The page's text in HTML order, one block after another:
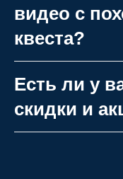
видео с
квеста?
Есть ли у
скидки и